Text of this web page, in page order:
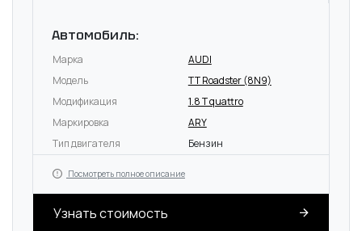
Автомобиль:
Марка
AUDI
Модель
TT Roadster (8N9)
Модификация
1.8 T quattro
Маркировка
ARY
Тип двигателя
Бензин
Посмотреть полное описание
Узнать стоимость